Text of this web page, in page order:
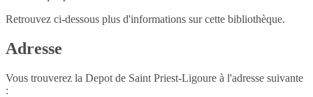
Retrouvez ci-dessous plus d'informations sur cette bibliothèque.
Adresse
Vous trouverez la Depot de Saint Priest-Ligoure à l'adresse suivante
: